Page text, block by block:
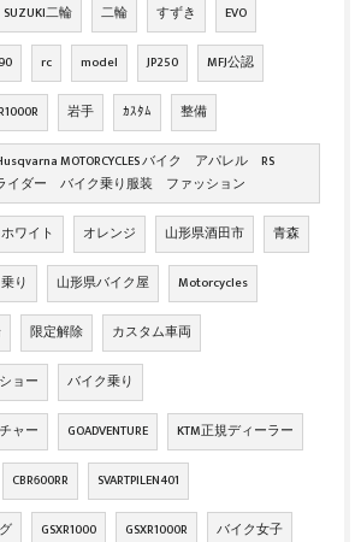
SUZUKI二輪 二輪 すずき EVO
rc model JP250 MFJ公認
岩手 ｶｽﾀﾑ 整備
MOTORCYCLES バイク アパレル RS
イダー バイク乗り服装 ファッション
ホワイト オレンジ 山形県酒田市 青森
り 山形県バイク屋 Motorcycles
限定解除 カスタム車両
ョー バイク乗り
ャー GOADVENTURE KTM正規ディーラー
CBR600RR SVARTPILEN401
GSXR1000 GSXR1000R バイク女子